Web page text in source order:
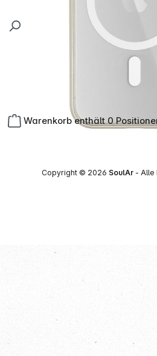
Warenkorb enthält 0
Copyright © 2026 SoulAr- Alle